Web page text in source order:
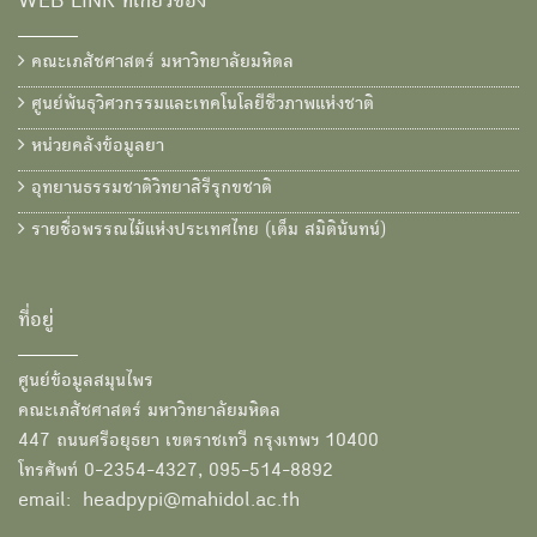
คณะเภสัชศาสตร์ มหาวิทยาลัยมหิดล
ศูนย์พันธุวิศวกรรมและเทคโนโลยีชีวภาพแห่งชาติ
หน่วยคลังข้อมูลยา
อุทยานธรรมชาติวิทยาสิรีรุกขชาติ
รายชื่อพรรณไม้แห่งประเทศไทย (เต็ม สมิตินันทน์)
ที่อยู่
ศูนย์ข้อมูลสมุนไพร
คณะเภสัชศาสตร์ มหาวิทยาลัยมหิดล
447 ถนนศรีอยุธยา เขตราชเทวี กรุงเทพฯ 10400
โทรศัพท์ 0-2354-4327, 095-514-8892
email: headpypi@mahidol.ac.th